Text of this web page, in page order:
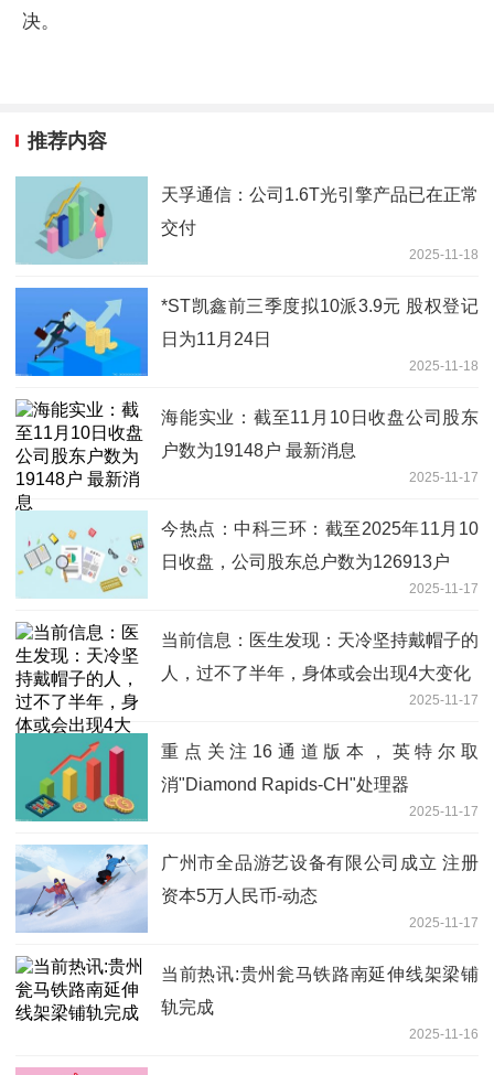
决。
推荐内容
天孚通信：公司1.6T光引擎产品已在正常
交付
2025-11-18
*ST凯鑫前三季度拟10派3.9元 股权登记
日为11月24日
2025-11-18
海能实业：截至11月10日收盘公司股东
户数为19148户 最新消息
2025-11-17
今热点：中科三环：截至2025年11月10
日收盘，公司股东总户数为126913户
2025-11-17
当前信息：医生发现：天冷坚持戴帽子的
人，过不了半年，身体或会出现4大变化
2025-11-17
重点关注16通道版本，英特尔取
消"Diamond Rapids-CH"处理器
2025-11-17
广州市全品游艺设备有限公司成立 注册
资本5万人民币-动态
2025-11-17
当前热讯:贵州瓮马铁路南延伸线架梁铺
轨完成
2025-11-16